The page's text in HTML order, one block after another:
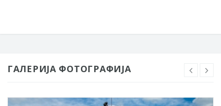
ГАЛЕРИЈА ФОТОГРАФИЈА